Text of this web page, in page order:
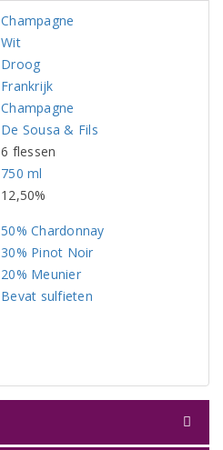
Champagne
Wit
Droog
Frankrijk
Champagne
De Sousa & Fils
6 flessen
750 ml
12,50%
50% Chardonnay
30% Pinot Noir
20% Meunier
Bevat sulfieten